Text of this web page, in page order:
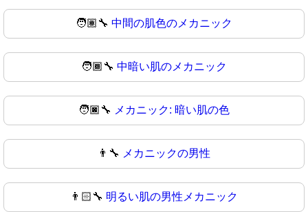
🧑🏽‍🔧 中間の肌色のメカニック
🧑🏾‍🔧 中暗い肌のメカニック
🧑🏿‍🔧 メカニック: 暗い肌の色
👨‍🔧 メカニックの男性
👨🏻‍🔧 明るい肌の男性メカニック